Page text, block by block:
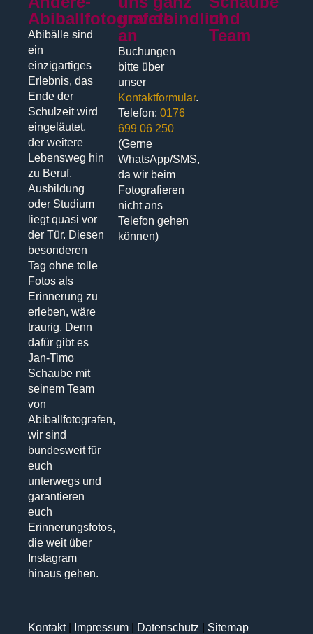
Abiballfotograf.de
Abibälle sind
ein
einzigartiges
Erlebnis, das
Ende der
Schulzeit wird
eingeläutet,
der weitere
Lebensweg hin
zu Beruf,
Ausbildung
oder Studium
liegt quasi vor
der Tür. Diesen
besonderen
Tag ohne tolle
Fotos als
Erinnerung zu
erleben, wäre
traurig. Denn
dafür gibt es
Jan-Timo
Schaube mit
seinem Team
von
Abiballfotografen,
wir sind
bundesweit für
euch
unterwegs und
garantieren
euch
Erinnerungsfotos,
die weit über
Instagram
hinaus gehen.
unverbindlich
an
Buchungen
bitte über
unser
Kontaktformular.
Telefon:0176
699 06 250
(Gerne
WhatsApp/SMS,
da wir beim
Fotografieren
nicht ans
Telefon gehen
können)
und
Team
Kontakt| Impressum Datenschutz Sitemap